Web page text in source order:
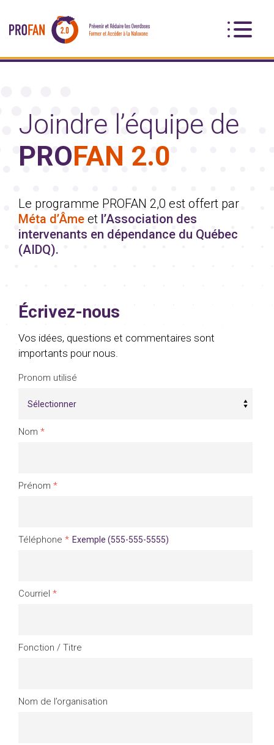
Joindre l’équipe de
PROFAN 2.0
Le programme PROFAN 2,0 est offert par
Méta d’Âme et l’Association des
intervenants en dépendance du Québec
(AIDQ).
Écrivez-nous
Vos idées, questions et commentaires sont
importants pour nous.
Pronom utilisé
Nom *
Prénom *
Téléphone * Exemple (555-555-5555)
Courriel *
Fonction / Titre
Nom de l’organisation